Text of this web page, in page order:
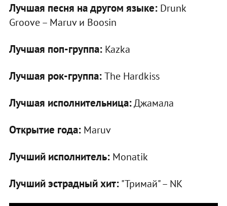
Лучшая песня на другом языке:Drunk
Groove – Maruv и Boosin
Лучшая поп-группа:Kazka
Лучшая рок-группа:The Hardkiss
Лучшая исполнительница:Джамала
Открытие года:Maruv
Лучший исполнитель:Monatik
Лучший эстрадный хит:"Тримай" – NK